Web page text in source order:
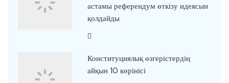
астамы референдум өткізу идеясын
қолдайды
Конституциялық өзгерістердің
айқын 10 көрінісі